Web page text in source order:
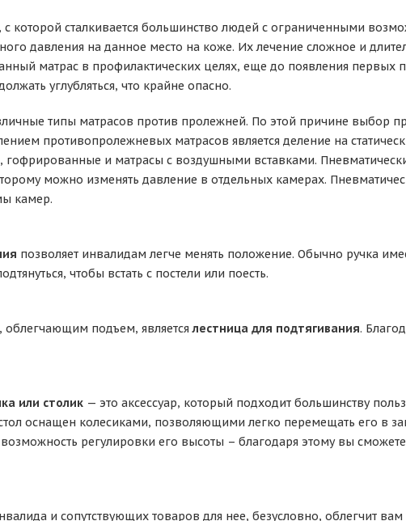
которой сталкивается большинство людей с ограниченными
давления на данное место на коже. Их лечение сложное и
матрас в профилактических целях, еще до появления первых
углубляться, что крайне опасно.
типы матрасов против пролежней. По этой причине выбор
противопролежневых матрасов является деление на
и матрасы с воздушными вставками.
можно изменять давление в отдельных камерах.
камер.
позволяет инвалидам легче менять положение. Обычно ручка
чтобы встать с постели или поесть.
подъем, являетсялестница для подтягивания.
или столик — это аксессуар, который подходит большинству
оснащен колесиками, позволяющими легко перемещать его в
регулировки его высоты – благодаря этому вы
и сопутствующих товаров для нее, безусловно, облегчит